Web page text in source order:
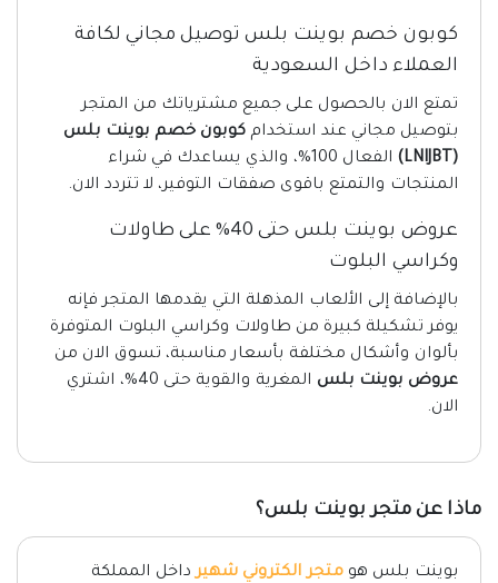
كوبون خصم بوينت بلس توصيل مجاني لكافة
العملاء داخل السعودية
تمتع الان بالحصول على جميع مشترياتك من المتجر
بتوصيل مجاني عند استخدام كوبون خصم بوينت بلس
(LNIJBT)
الفعال 100%، والذي يساعدك في شراء
المنتجات والتمتع باقوى صفقات التوفير، لا تتردد الان.
عروض بوينت بلس حتى 40% على طاولات
وكراسي البلوت
بالإضافة إلى الألعاب المذهلة التي يقدمها المتجر فإنه
يوفر تشكيلة كبيرة من طاولات وكراسي البلوت المتوفرة
بألوان وأشكال مختلفة بأسعار مناسبة، تسوق الان من
عروض بوينت بلس
المغرية والقوية حتى 40%، اشتري
الان.
ماذا عن متجر بوينت بلس؟
بوينت بلس هو متجر الكتروني شهيرداخل المملكة